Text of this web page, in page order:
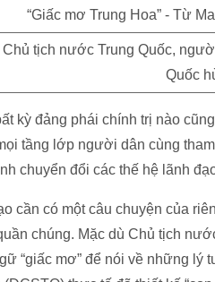
tịch nước Trung Quốc,
Quốc
kỳ đảng phái chính trị nào
tầng lớp người dân cùng
chuyển đổi các thế hệ lãnh
cần có một câu chuyện của
chúng. Mặc dù Chủ tịch
“giấc mơ” để nói về những